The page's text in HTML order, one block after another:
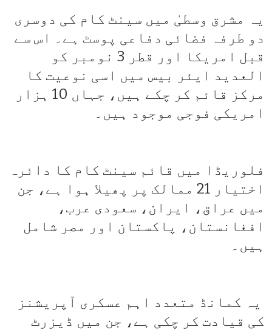
یہ مشرق وسطیٰ میں سینٹ کام کی دوسری
دو طرفہ فضائی دفاعی پوسٹ ہے۔ اس سے
قبل امریکا اور قطر 3 نومبر کو
العديد ایئر بیس میں اسی نوعیت کا
مرکز قائم کر چکے ہیں، جہاں 10 ہزار
امریکی فوجی موجود ہیں۔
فلوریڈا میں قائم سینٹ کام کا دائرہ
اختیار 21 ممالک پر پھیلا ہوا ہے، جن
میں عراق، ایران، سعودی عرب،
افغانستان، پاکستان اور مصر شامل
ہیں۔
یہ کمانڈ متعدد اہم عسکری آپریشنز
کی قیادت کر چکی ہے، جن میں ڈیزرٹ